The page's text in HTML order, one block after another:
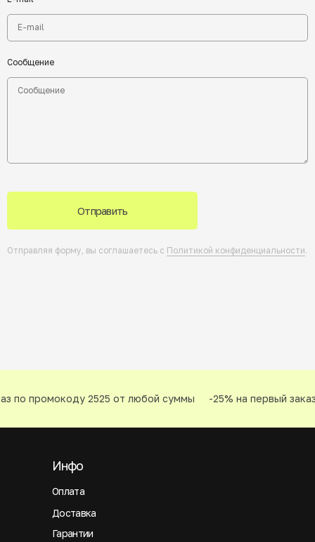
Сообщение
Отправить
Отправляя форму, вы соглашаетесь с Политикой конфиденциальности.
по промокоду 2525 от любой суммы -25% на первый
Оплата
Инфо
Доставка
Гарантии